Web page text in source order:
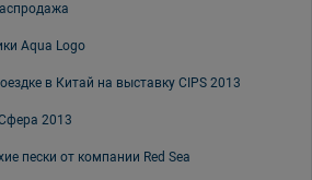
Aqua Logo
в Китай на выставку CIPS 2013
2013
пески от компании Red Sea